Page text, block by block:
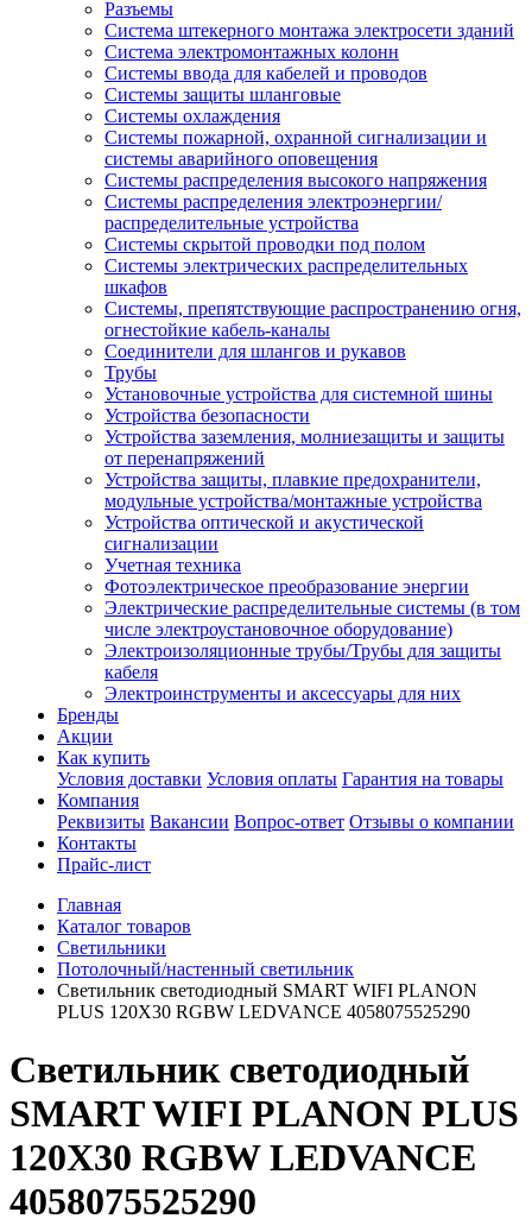
Разъемы
Система штекерного монтажа электросети зданий
Система электромонтажных колонн
Системы ввода для кабелей и проводов
Системы защиты шланговые
Системы охлаждения
Системы пожарной, охранной сигнализации и
системы аварийного оповещения
Системы распределения высокого напряжения
Системы распределения электроэнергии/
распределительные устройства
Системы скрытой проводки под полом
Системы электрических распределительных
шкафов
Системы, препятствующие распространению огня,
огнестойкие кабель-каналы
Соединители для шлангов и рукавов
Трубы
Установочные устройства для системной шины
Устройства безопасности
Устройства заземления, молниезащиты и защиты
от перенапряжений
Устройства защиты, плавкие предохранители,
модульные устройства/монтажные устройства
Устройства оптической и акустической
сигнализации
Учетная техника
Фотоэлектрическое преобразование энергии
Электрические распределительные системы (в том
числе электроустановочное оборудование)
Электроизоляционные трубы/Трубы для защиты
кабеля
Электроинструменты и аксессуары для них
Бренды
Акции
Как купить
Условия доставки Условия оплаты Гарантия на товары
Компания
Реквизиты Вакансии Вопрос-ответ Отзывы о компании
Контакты
Прайс-лист
Главная
Каталог товаров
Светильники
Потолочный/настенный светильник
Светильник светодиодный SMART WIFI PLANON
PLUS 120X30 RGBW LEDVANCE 4058075525290
Светильник светодиодный
SMART WIFI PLANON PLUS
120X30 RGBW LEDVANCE
4058075525290